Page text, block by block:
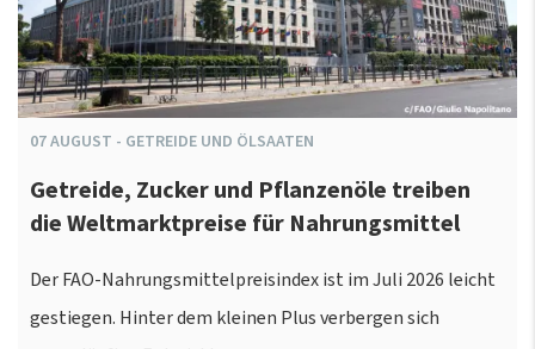
07AUGUST - GETREIDE UND ÖLSAATEN
Getreide, Zucker und Pflanzenöle treiben
die Weltmarktpreise für Nahrungsmittel
Der FAO-Nahrungsmittelpreisindex ist im Juli 2026 leicht
gestiegen. Hinter dem kleinen Plus verbergen sich